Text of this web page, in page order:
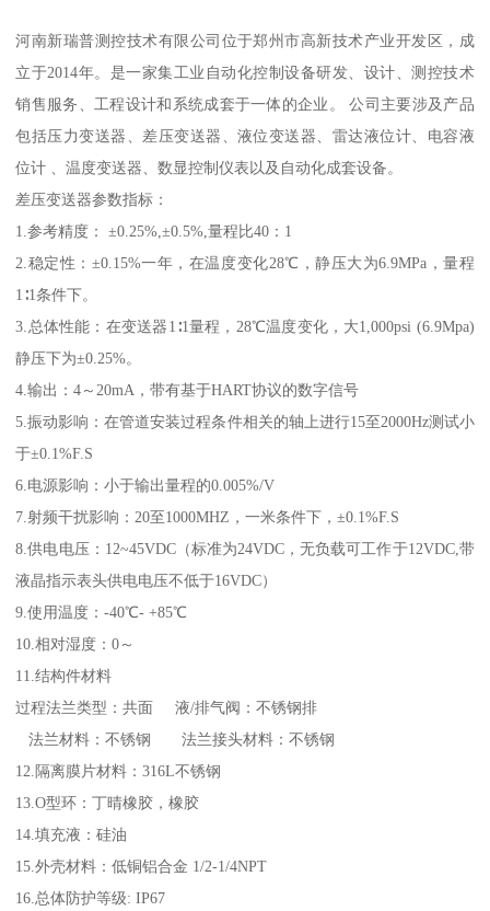
河南新瑞普测控技术有限公司位于郑州市高新技术产业开发区，成
立于2014年。是一家集工业自动化控制设备研发、设计、测控技术
销售服务、工程设计和系统成套于一体的企业。 公司主要涉及产品
包括压力变送器、差压变送器、液位变送器、雷达液位计、电容液
位计 、温度变送器、数显控制仪表以及自动化成套设备。
差压变送器参数指标：
1.参考精度： ±0.25%,±0.5%,量程比40：1
2.稳定性：±0.15%一年，在温度变化28℃，静压大为6.9MPa，量程
1∶1条件下。
3.总体性能：在变送器1∶1量程，28℃温度变化，大1,000psi (6.9Mpa)
静压下为±0.25%。
4.输出：4～20mA，带有基于HART协议的数字信号
5.振动影响：在管道安装过程条件相关的轴上进行15至2000Hz测试小
于±0.1%F.S
6.电源影响：小于输出量程的0.005%/V
7.射频干扰影响：20至1000MHZ，一米条件下，±0.1%F.S
8.供电电压：12~45VDC（标准为24VDC，无负载可工作于12VDC,带
液晶指示表头供电电压不低于16VDC）
9.使用温度：-40℃- +85℃
10.相对湿度：0～
11.结构件材料
过程法兰类型：共面 液/排气阀：不锈钢排
法兰材料：不锈钢 法兰接头材料：不锈钢
12.隔离膜片材料：316L不锈钢
13.O型环：丁晴橡胶，橡胶
14.填充液：硅油
15.外壳材料：低铜铝合金 1/2-1/4NPT
16.总体防护等级: IP67